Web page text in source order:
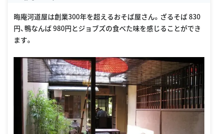
晦庵河道屋は創業300年を超えるおそば屋さん。ざるそば 830
円、鴨なんば 980円とジョブズの食べた味を感じることができ
ます。